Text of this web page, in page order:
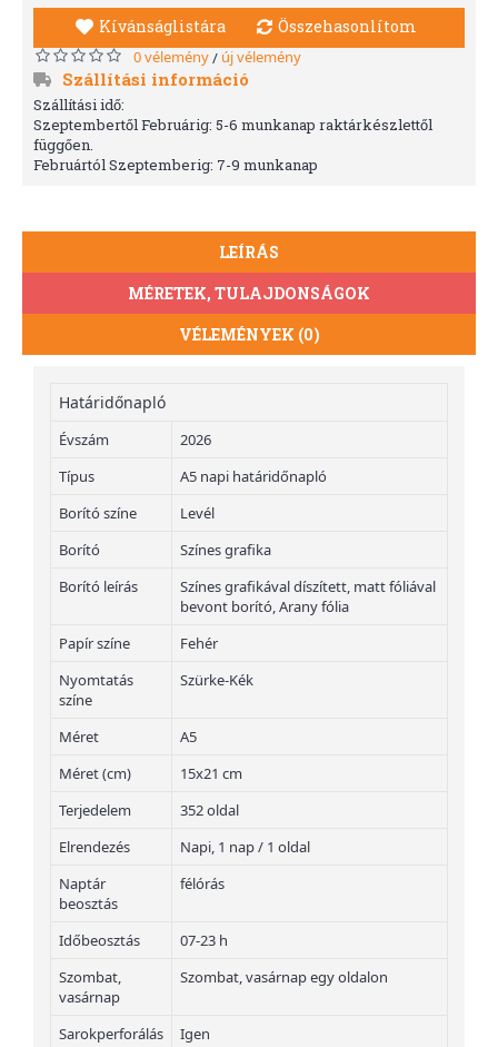
Kívánságlistára Összehasonlítom
0 vélemény/ új vélemény
Szállítási információ
Szállítási idő:
Szeptembertől Februárig: 5-6 munkanap raktárkészlettől
függően.
Februártól Szeptemberig: 7-9 munkanap
LEÍRÁS
MÉRETEK, TULAJDONSÁGOK
VÉLEMÉNYEK (0)
Határidőnapló
Évszám
2026
Típus
A5 napi határidőnapló
Borító színe
Levél
Borító
Színes grafika
Borító leírás
Színes grafikával díszített, matt fóliával
bevont borító, Arany fólia
Papír színe
Fehér
Nyomtatás
színe
Szürke-Kék
Méret
A5
Méret (cm)
15x21 cm
Terjedelem
352 oldal
Elrendezés
Napi, 1 nap / 1 oldal
Naptár
beosztás
félórás
Időbeosztás
07-23 h
Szombat,
vasárnap
Szombat, vasárnap egy oldalon
Sarokperforálás
Igen